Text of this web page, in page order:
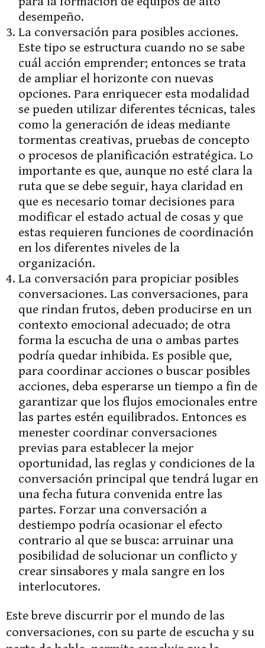
desempeño.
La conversación para posibles acciones.
Este tipo se estructura cuando no se sabe
cuál acción emprender; entonces se trata
de ampliar el horizonte con nuevas
opciones. Para enriquecer esta modalidad
se pueden utilizar diferentes técnicas, tales
como la generación de ideas mediante
tormentas creativas, pruebas de concepto
o procesos de planificación estratégica. Lo
importante es que, aunque no esté clara la
ruta que se debe seguir, haya claridad en
que es necesario tomar decisiones para
modificar el estado actual de cosas y que
estas requieren funciones de coordinación
en los diferentes niveles de la
organización.
La conversación para propiciar posibles
conversaciones. Las conversaciones, para
que rindan frutos, deben producirse en un
contexto emocional adecuado; de otra
forma la escucha de una o ambas partes
podría quedar inhibida. Es posible que,
para coordinar acciones o buscar posibles
acciones, deba esperarse un tiempo a fin de
garantizar que los flujos emocionales entre
las partes estén equilibrados. Entonces es
menester coordinar conversaciones
previas para establecer la mejor
oportunidad, las reglas y condiciones de la
conversación principal que tendrá lugar en
una fecha futura convenida entre las
partes. Forzar una conversación a
destiempo podría ocasionar el efecto
contrario al que se busca: arruinar una
posibilidad de solucionar un conflicto y
crear sinsabores y mala sangre en los
interlocutores.
Este breve discurrir por el mundo de las
conversaciones, con su parte de escucha y su